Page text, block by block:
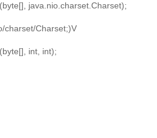
java.nio.charset.Charset);
charset/Charset;)V
int, int);